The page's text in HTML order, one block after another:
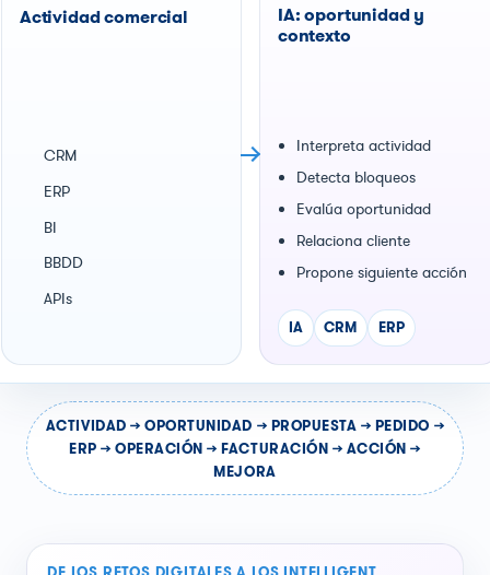
Actividad comercial
CRM
ERP
BI
BBDD
APIs
IA: oportunidad y
contexto
Interpreta actividad
Detecta bloqueos
Evalúa oportunidad
Relaciona cliente
Propone siguiente acción
IA CRM ERP
ACTIVIDAD → OPORTUNIDAD → PROPUESTA → PEDIDO →
ERP → OPERACIÓN → FACTURACIÓN → ACCIÓN →
MEJORA